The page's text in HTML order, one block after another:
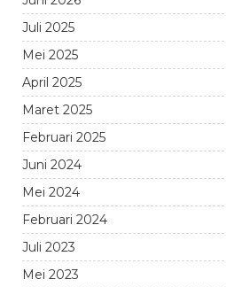
Juli 2025
Mei 2025
April 2025
Maret 2025
Februari 2025
Juni 2024
Mei 2024
Februari 2024
Juli 2023
Mei 2023